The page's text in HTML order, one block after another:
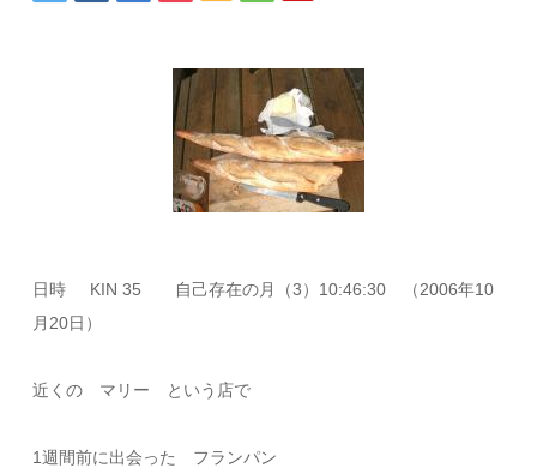
日時 KIN 35 自己存在の月（3）10:46:30 （2006年10
月20日）
近くの マリー という店で
1週間前に出会った フランパン